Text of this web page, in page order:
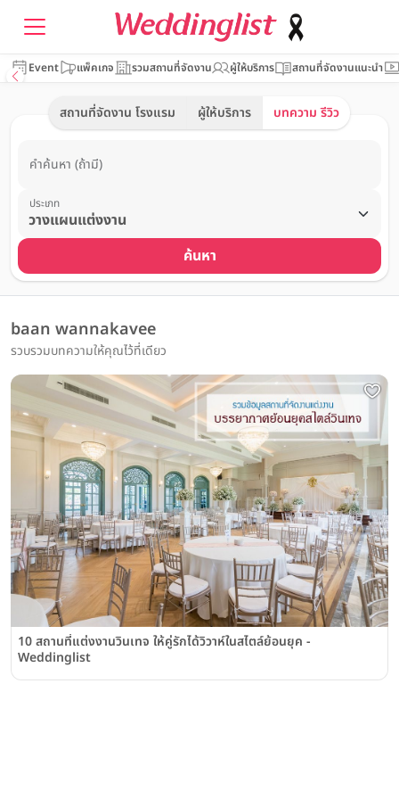
Event แพ็คเกจ รวมสถานที่จัดงาน ผู้ให้บริการ สถานที่จัดงานแนะนำ
สถานที่จัดงาน โรงแรม ผู้ให้บริการ บทความ รีวิว
คำค้นหา (ถ้ามี)
ประเภท
ค้นหา
baan wannakavee
รวบรวมบทความให้คุณไว้ที่เดียว
10 สถานที่แต่งงานวินเทจ ให้คู่รักได้วิวาห์ในสไตล์ย้อนยุค -
Weddinglist